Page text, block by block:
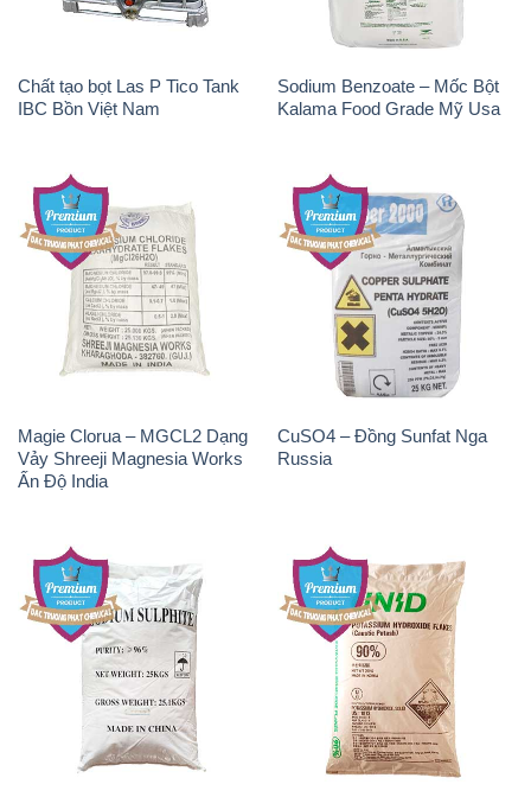
Chất tạo bọt Las P Tico Tank
IBC Bồn Việt Nam
Sodium Benzoate – Mốc Bột
Kalama Food Grade Mỹ Usa
Magie Clorua – MGCL2 Dạng
Vảy Shreeji Magnesia Works
Ấn Độ India
CuSO4 – Đồng Sunfat Nga
Russia